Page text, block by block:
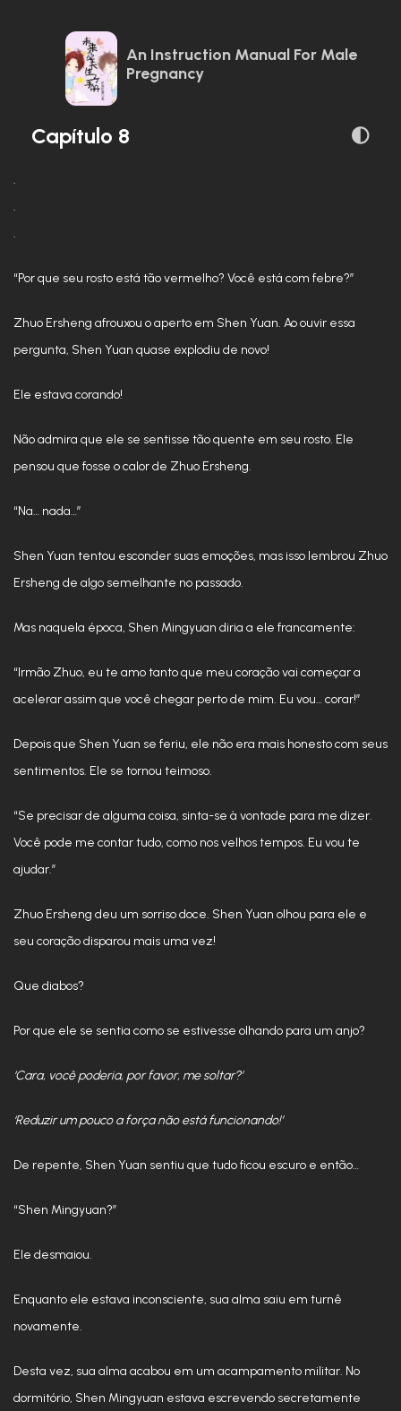
An Instruction Manual For Male
Pregnancy
Capítulo 8
.
.
.
“Por que seu rosto está tão vermelho? Você está com febre?”
Zhuo Ersheng afrouxou o aperto em Shen Yuan. Ao ouvir essa
pergunta, Shen Yuan quase explodiu de novo!
Ele estava corando!
Não admira que ele se sentisse tão quente em seu rosto. Ele
pensou que fosse o calor de Zhuo Ersheng.
“Na… nada…”
Shen Yuan tentou esconder suas emoções, mas isso lembrou Zhuo
Ersheng de algo semelhante no passado.
Mas naquela época, Shen Mingyuan diria a ele francamente:
“Irmão Zhuo, eu te amo tanto que meu coração vai começar a
acelerar assim que você chegar perto de mim. Eu vou… corar!”
Depois que Shen Yuan se feriu, ele não era mais honesto com seus
sentimentos. Ele se tornou teimoso.
“Se precisar de alguma coisa, sinta-se à vontade para me dizer.
Você pode me contar tudo, como nos velhos tempos. Eu vou te
ajudar.”
Zhuo Ersheng deu um sorriso doce. Shen Yuan olhou para ele e
seu coração disparou mais uma vez!
Que diabos?
Por que ele se sentia como se estivesse olhando para um anjo?
‘Cara, você poderia, por favor, me soltar?’
‘Reduzir um pouco a força não está funcionando!’
De repente, Shen Yuan sentiu que tudo ficou escuro e então…
“Shen Mingyuan?”
Ele desmaiou.
Enquanto ele estava inconsciente, sua alma saiu em turnê
novamente.
Desta vez, sua alma acabou em um acampamento militar. No
dormitório, Shen Mingyuan estava escrevendo secretamente